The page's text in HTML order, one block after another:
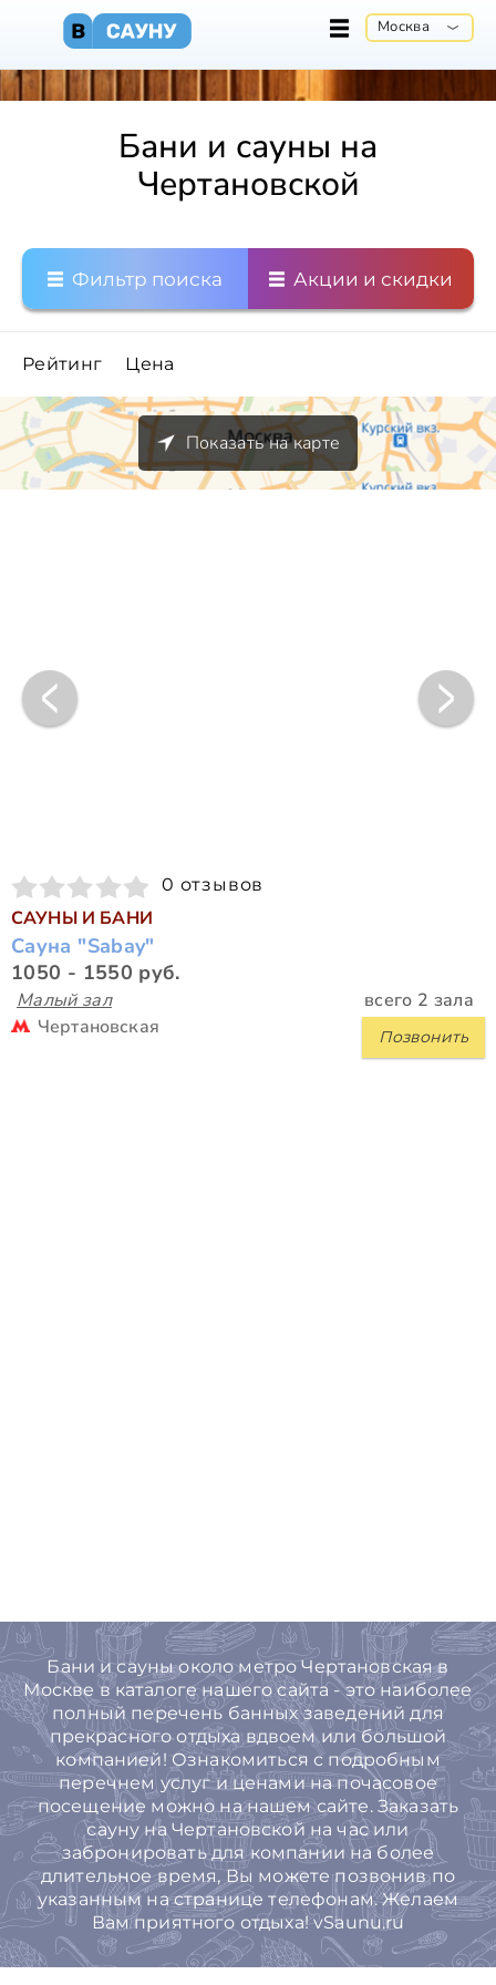
Москва
Бани и сауны на
Чертановской
Фильтр поиска Акции и скидки
Рейтинг Цена
Показать на карте
0 отзывов
САУНЫ И БАНИ
Сауна "Sabay"
1050 - 1550 руб.
Малый зал всего 2 зала
Позвонить
Чертановская
Бани и сауны около метро Чертановская в
Москве в каталоге нашего сайта - это наиболее
полный перечень банных заведений для
прекрасного отдыха вдвоем или большой
компанией! Ознакомиться с подробным
перечнем услуг и ценами на почасовое
посещение можно на нашем сайте. Заказать
сауну на Чертановской на час или
забронировать для компании на более
длительное время, Вы можете позвонив по
указанным на странице телефонам. Желаем
Вам приятного отдыха! vSaunu.ru